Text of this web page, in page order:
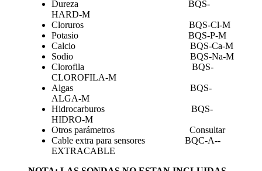
Dureza BQS-
HARD-M
Cloruros BQS-Cl-M
Potasio BQS-P-M
Calcio BQS-Ca-M
Sodio BQS-Na-M
Clorofila BQS-
CLOROFILA-M
Algas BQS-
ALGA-M
Hidrocarburos BQS-
HIDRO-M
Otros parámetros Consultar
Cable extra para sensores BQC-A--
EXTRACABLE